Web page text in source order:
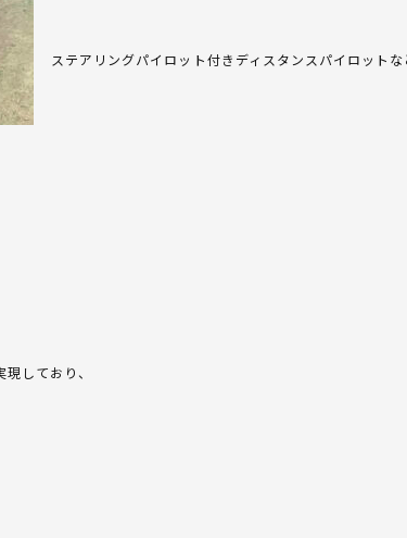
ステアリングパイロット付きディスタンスパイロットな
しており、